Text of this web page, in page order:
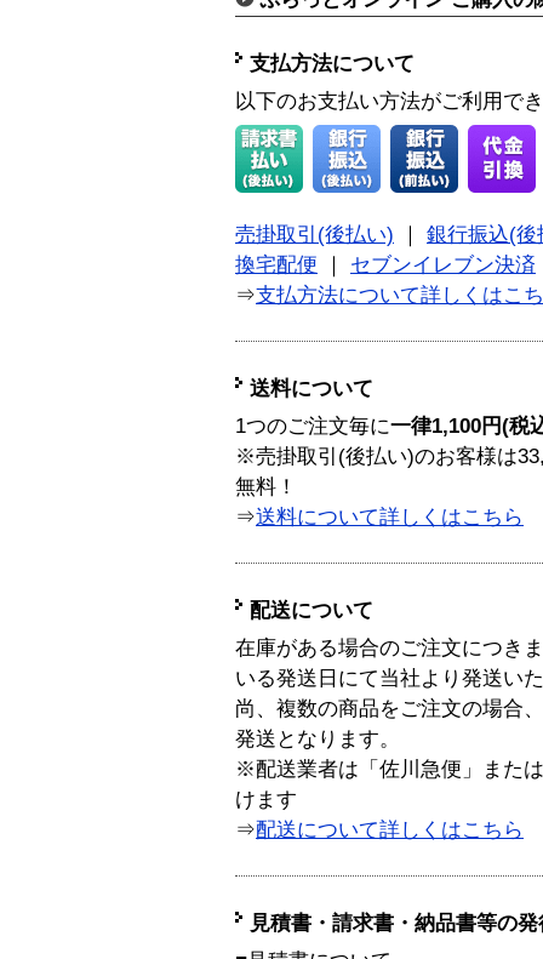
支払方法について
以下のお支払い方法がご利用で
売掛取引(後払い)
銀行振込(後
換宅配便
セブンイレブン決済
⇒支払方法について詳しくはこ
送料について
1つのご注文毎に一律1,100円(税
※売掛取引(後払い)のお客様は
無料！
⇒送料について詳しくはこちら
配送について
在庫がある場合のご注文につき
いる発送日にて当社より発送い
尚、複数の商品をご注文の場合
発送となります。
※配送業者は「佐川急便」また
けます
⇒配送について詳しくはこちら
見積書・請求書・納品書等の